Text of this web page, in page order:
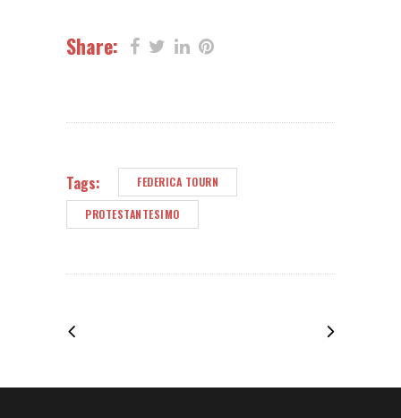
Share:
Tags: FEDERICA TOURN
PROTESTANTESIMO